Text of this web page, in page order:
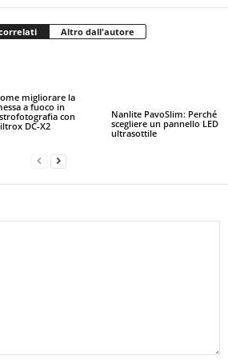
Altro dall'autore
migliorare la
a fuoco in
con
DC-X2
Nanlite PavoSlim: Perché
scegliere un pannello LED
ultrasottile